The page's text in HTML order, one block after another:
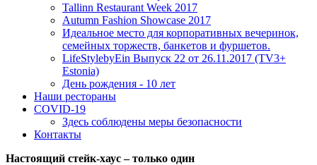
Tallinn Restaurant Week 2017
Autumn Fashion Showcase 2017
Идеальное место для корпоративных вечеринок,
семейных торжеств, банкетов и фуршетов.
LifeStylebyEin Выпуск 22 от 26.11.2017 (TV3+
Estonia)
День рождения - 10 лет
Наши рестораны
COVID-19
Здесь соблюдены меры безопасности
Контакты
Настоящий стейк-хаус – только один